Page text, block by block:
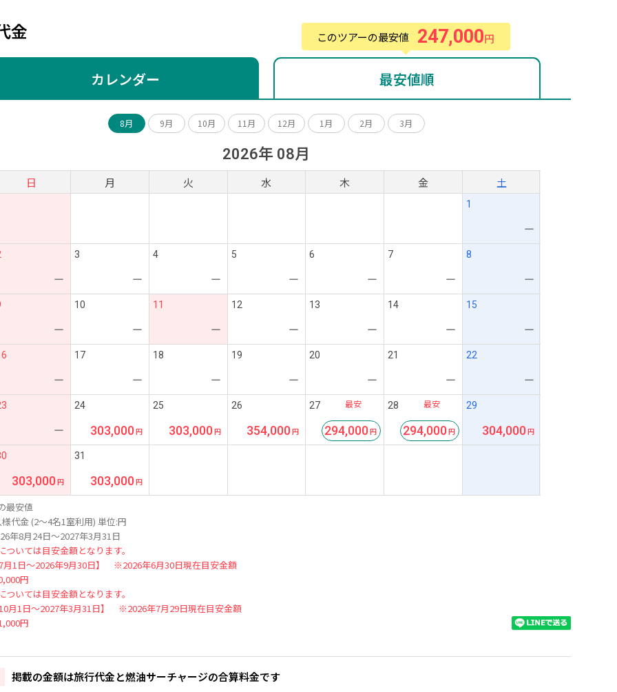
金 このツアーの最安値 247,000円
カレンダー 最安値順
8月 9月 10月 11月 12月 1月 2月 3月
2026年 08月
日 月 火 水 木 金 土
1
ー
ー
3
ー
4
ー
5
ー
6
ー
7
ー
8
ー
ー
10
ー
11
ー
12
ー
13
ー
14
ー
15
ー
ー
17
ー
18
ー
19
ー
20
ー
21
ー
22
ー
ー
24
303,000
25
303,000
26
354,000
27 最安
294,000
28 最安
294,000
29
304,000
303,000
31
303,000
最安値
代金 (2～4名1室利用) 単位:円
年8月24日～2027年3月31日
ついては目安金額となります。
月1日～2026年9月30日】 ※2026年6月30日現在目安金額
円
ついては目安金額となります。
月1日～2027年3月31日】 ※2026年7月29日現在目安金額
円
掲載の金額は旅行代金と燃油サーチャージの合算料金です